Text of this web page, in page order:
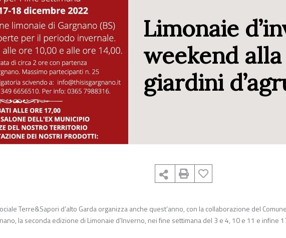
Limonaie
weekend
giardini
Terre&Sapori d’alto Garda organizza anche quest’anno, con la collaborazione del
la seconda edizione di Limonaie d’Inverno, nei fine settimana del 3 e 4, 10 e 11 e infine